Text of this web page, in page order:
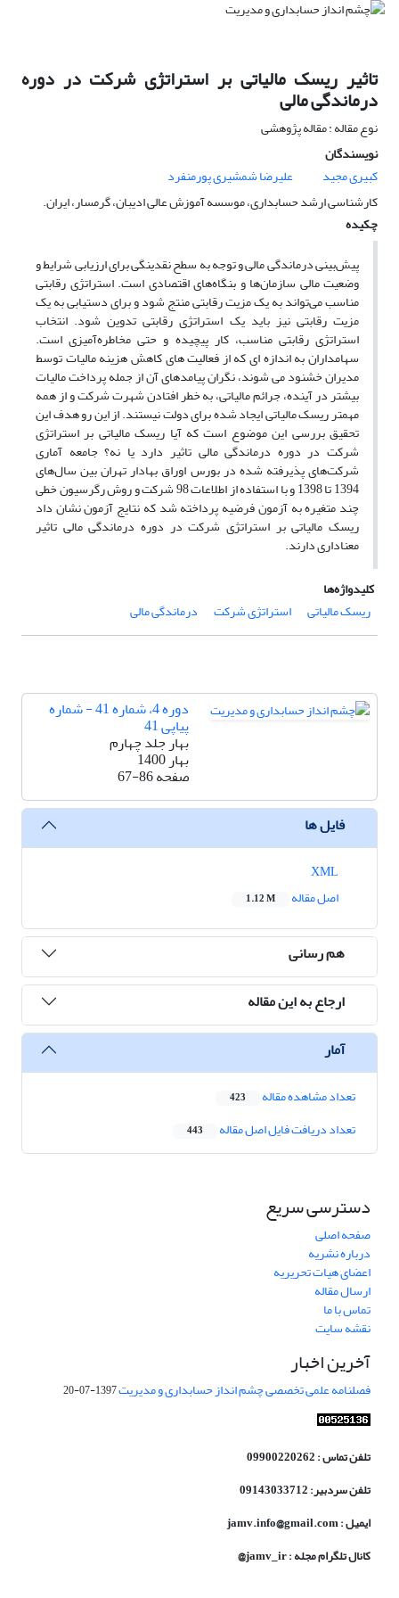
تاثیر ریسک مالیاتی بر استراتژی شرکت در دوره
درماندگی مالی
نوع مقاله : مقاله پژوهشی
نویسندگان
کبیری مجید
علیرضا شمشیری پورمنفرد
کارشناسی ارشد حسابداری، موسسه آموزش عالی ادیبان، گرمسار، ایران.
چکیده
پیش‌بینی درماندگی مالی و توجه به سطح نقدینگی برای ارزیابی شرایط و
وضعیت مالی سازمان‌ها و بنگاه‌های اقتصادی است. استراتژی رقابتی
مناسب می‌تواند به یک مزیت رقابتی منتج شود و برای دستیابی به یک
مزیت رقابتی نیز باید یک استراتژی رقابتی تدوین شود. انتخاب
استراتژی رقابتی مناسب، کار پیچیده و حتی مخاطره‌آمیزی است.
سهامداران به اندازه ای که از فعالیت های کاهش هزینه مالیات توسط
مدیران خشنود می شوند، نگران پیامدهای آن از جمله پرداخت مالیات
بیشتر در آینده، جرائم مالیاتی، به خطر افتادن شهرت شرکت و از همه
مهمتر ریسک مالیاتی ایجاد شده برای دولت نیستند. از این رو هدف این
تحقیق بررسی این موضوع است که آیا ریسک مالیاتی بر استراتژی
شرکت در دوره درماندگی مالی تاثیر دارد یا نه؟ جامعه آماری
شرکت‌های پذیرفته شده در بورس اوراق بهادار تهران بین سال‌های
1394 تا 1398 و با استفاده از اطلاعات 98 شرکت و روش رگرسیون خطی
چند متغیره به آزمون فرضیه پرداخته شد که نتایج آزمون نشان داد
ریسک مالیاتی بر استراتژی شرکت در دوره درماندگی مالی تاثیر
معناداری دارند.
کلیدواژه‌ها
ریسک مالیاتی
استراتژی شرکت درماندگی مالی
دوره 4، شماره 41 - شماره
پیاپی 41
بهار جلد چهارم
بهار 1400
صفحه67-86
فایل ها
اصل مقاله
1.12 M
هم رسانی
ارجاع به این مقاله
آمار
تعداد مشاهده مقاله 423
تعداد دریافت فایل اصل مقاله 443
دسترسی سریع
صفحه اصلی
درباره نشریه
اعضای هیات تحریریه
ارسال مقاله
تماس با ما
نقشه سایت
آخرین اخبار
فصلنامه علمی تخصصی چشم انداز حسابداری و مدیریت1397-07-20
تلفن تماس : 09900220262
تلفن سردبیر: 09143033712
ایمیل : jamv.info@gmail.com
کانال تلگرام مجله : jamv_ir@